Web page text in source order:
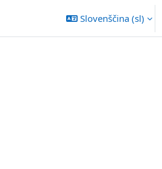
Slovenščina ‎(sl)‎